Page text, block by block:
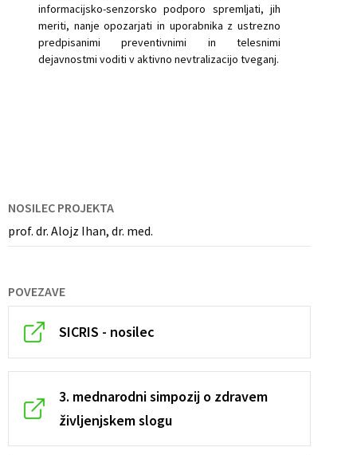
informacijsko-senzorsko podporo spremljati, jih
meriti, nanje opozarjati in uporabnika z ustrezno
predpisanimi preventivnimi in telesnimi
dejavnostmi voditi v aktivno nevtralizacijo tveganj.
NOSILEC PROJEKTA
prof. dr. Alojz Ihan, dr. med.
POVEZAVE
SICRIS - nosilec
3. mednarodni simpozij o zdravem
življenjskem slogu